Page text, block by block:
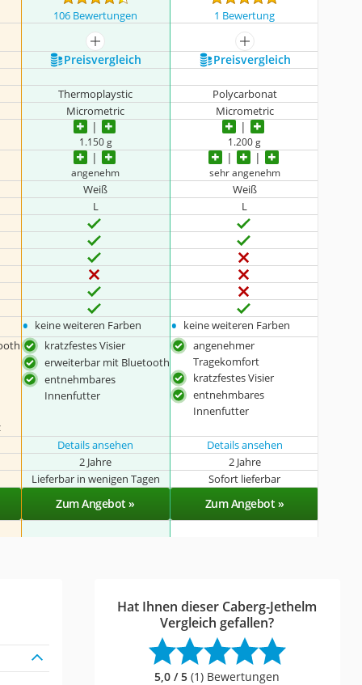
106 Bewertungen
1 Bewertung
mehr anzeigen
mehr anzeigen
Preis­vergleich Preis­vergleich
Thermoplaystic
Polycarbonat
Micrometric
Micrometric
1.150 g 1.200 g
angenehm sehr angenehm
Weiß
Weiß
L
L
• keine weiteren Farben • keine weiteren Farben
kratzfestes Visier
erweiterbar mit Bluetooth
entnehmbares
Innenfutter
angenehmer
Tragekomfort
kratzfestes Visier
entnehmbares
Innenfutter
Details ansehen
Details ansehen
2 Jahre
2 Jahre
Lieferbar in wenigen Tagen
Sofort lieferbar
Zum Angebot » Zum Angebot »
Hat Ihnen dieser Caberg-Jethelm
Vergleich gefallen?
5,0 / 5 (1) Bewertungen